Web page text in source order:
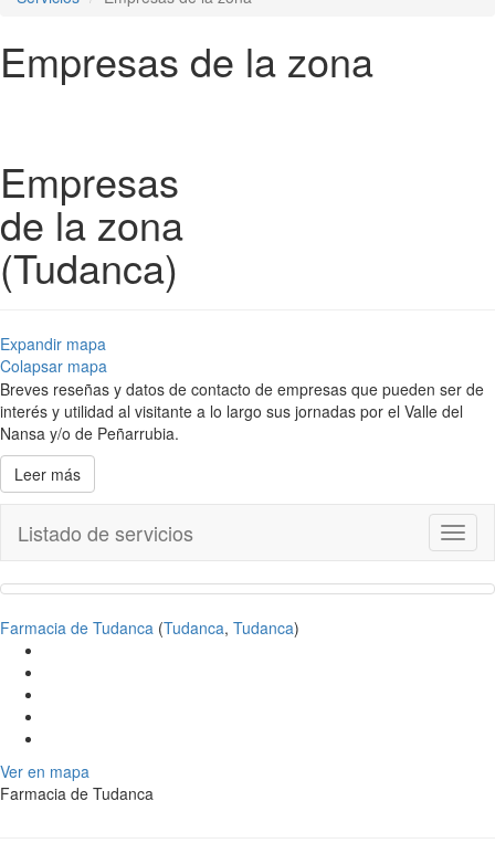
Empresas de la zona
Empresas
de la zona
(Tudanca)
Expandir mapa
Colapsar mapa
Breves reseñas y datos de contacto de empresas que pueden ser de
interés y utilidad al visitante a lo largo sus jornadas por el Valle del
Nansa y/o de Peñarrubia.
Leer más
Listado de servicios
Farmacia de Tudanca (Tudanca, Tudanca)
Ver en mapa
Farmacia de Tudanca